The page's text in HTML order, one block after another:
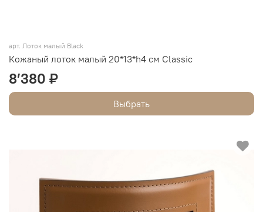
арт. Лоток малый Black
Кожаный лоток малый 20*13*h4 см Classic
8’380 ₽
Выбрать